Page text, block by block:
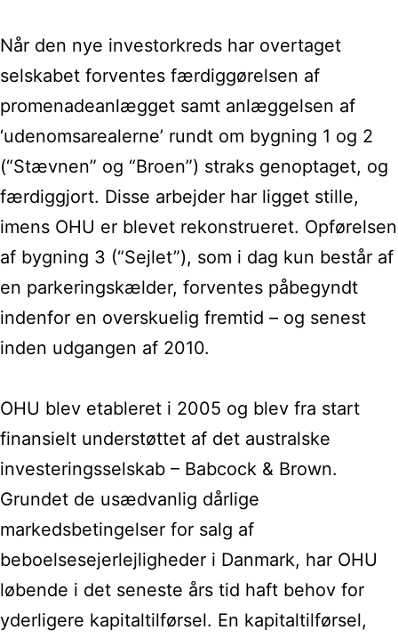
Når den nye investorkreds har overtaget
selskabet forventes færdiggørelsen af
promenadeanlægget samt anlæggelsen af
‘udenomsarealerne’ rundt om bygning 1 og 2
(“Stævnen” og “Broen”) straks genoptaget, og
færdiggjort. Disse arbejder har ligget stille,
imens OHU er blevet rekonstrueret. Opførelsen
af bygning 3 (“Sejlet”), som i dag kun består af
en parkeringskælder, forventes påbegyndt
indenfor en overskuelig fremtid – og senest
inden udgangen af 2010.
OHU blev etableret i 2005 og blev fra start
finansielt understøttet af det australske
investeringsselskab – Babcock & Brown.
Grundet de usædvanlig dårlige
markedsbetingelser for salg af
beboelsesejerlejligheder i Danmark, har OHU
løbende i det seneste års tid haft behov for
yderligere kapitaltilførsel. En kapitaltilførsel,